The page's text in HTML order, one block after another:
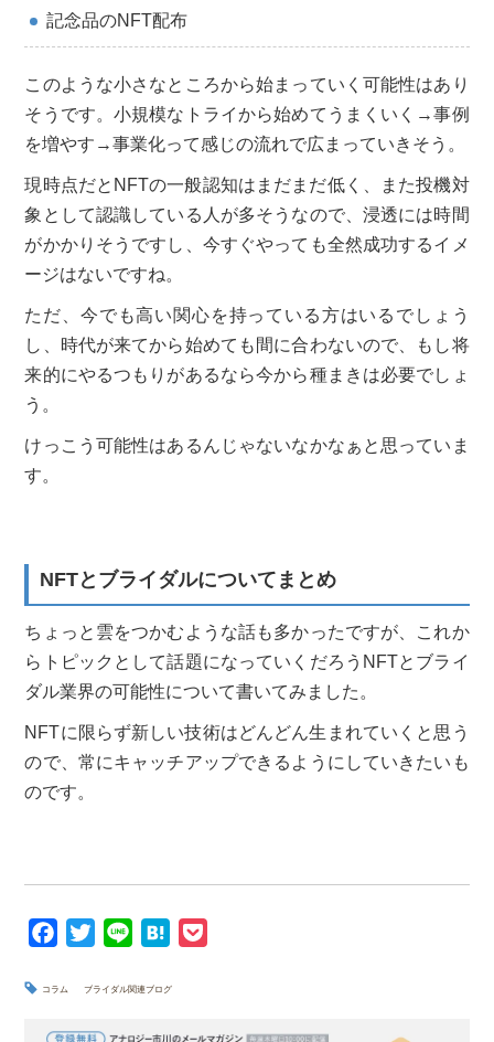
記念品のNFT配布
このような小さなところから始まっていく可能性はあり
そうです。小規模なトライから始めてうまくいく→事例
を増やす→事業化って感じの流れで広まっていきそう。
現時点だとNFTの一般認知はまだまだ低く、また投機対
象として認識している人が多そうなので、浸透には時間
がかかりそうですし、今すぐやっても全然成功するイメ
ージはないですね。
ただ、今でも高い関心を持っている方はいるでしょう
し、時代が来てから始めても間に合わないので、もし将
来的にやるつもりがあるなら今から種まきは必要でしょ
う。
けっこう可能性はあるんじゃないなかなぁと思っていま
す。
NFTとブライダルについてまとめ
ちょっと雲をつかむような話も多かったですが、これか
らトピックとして話題になっていくだろうNFTとブライ
ダル業界の可能性について書いてみました。
NFTに限らず新しい技術はどんどん生まれていくと思う
ので、常にキャッチアップできるようにしていきたいも
のです。
c
i
n
H
t
コラム ブライダル関連ブログ